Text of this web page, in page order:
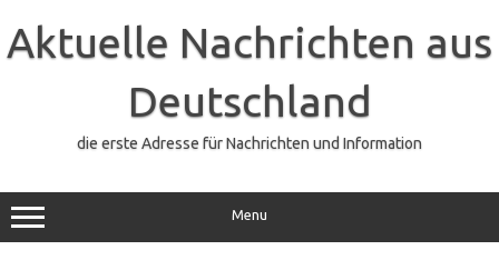
springen
Aktuelle Nachrichten aus
Deutschland
die erste Adresse für Nachrichten und Information
Menu